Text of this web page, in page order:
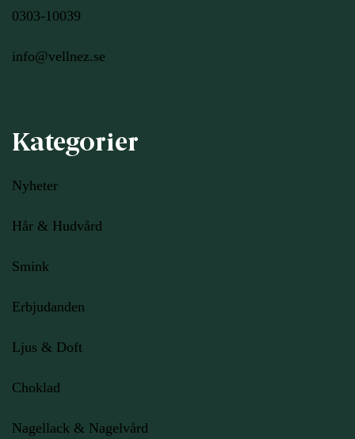
0303-10039
info@vellnez.se
Kategorier
Nyheter
Hår & Hudvård
Smink
Erbjudanden
Ljus & Doft
Choklad
Nagellack & Nagelvård